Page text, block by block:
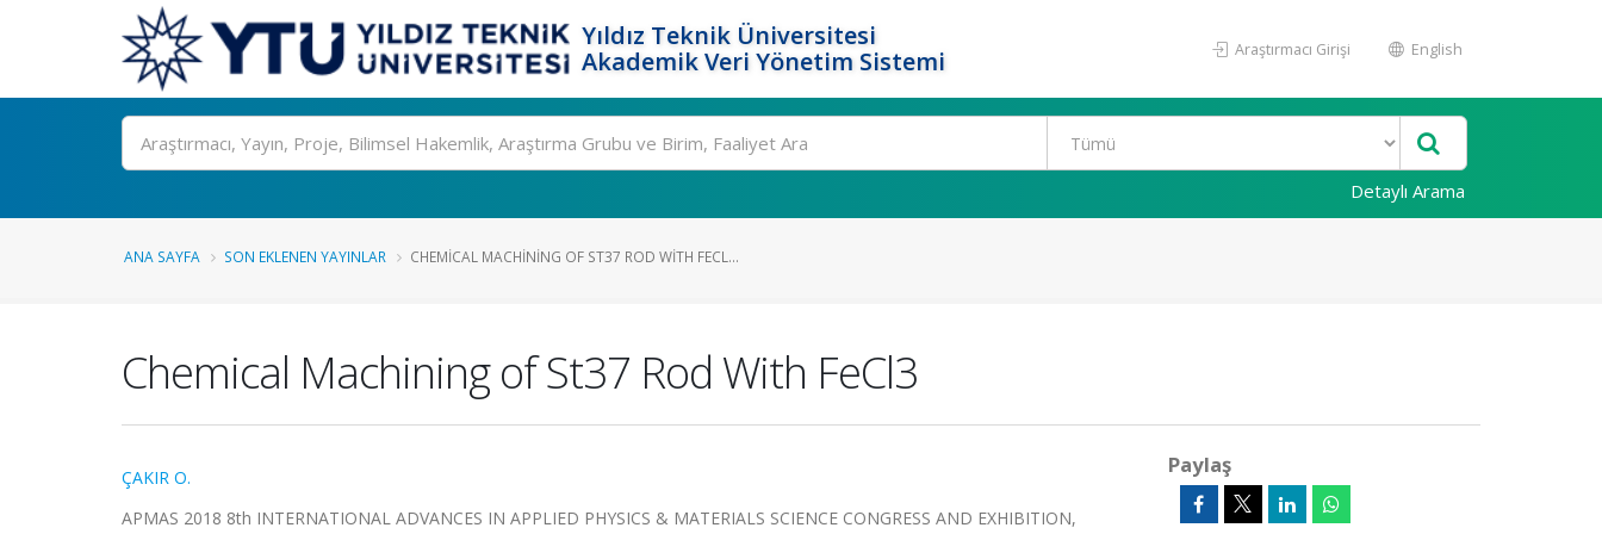
Yıldız Teknik Üniversitesi
Akademik Veri Yönetim Sistemi
Araştırmacı Girişi English
Ara
Detaylı Arama
ANA SAYFA SON EKLENEN YAYINLAR CHEMICAL MACHINING OF ST37 ROD WITH FECL...
Chemical Machining of St37 Rod With FeCl3
ÇAKIR O.
APMAS 2018 8th INTERNATIONAL ADVANCES IN APPLIED PHYSICS & MATERIALS SCIENCE CONGRESS AND EXHIBITION,
Paylaş